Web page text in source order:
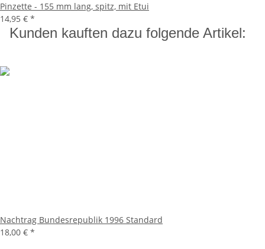
Pinzette - 155 mm lang, spitz, mit Etui
14,95 € *
Kunden kauften dazu folgende Artikel:
Nachtrag Bundesrepublik 1996 Standard
18,00 € *